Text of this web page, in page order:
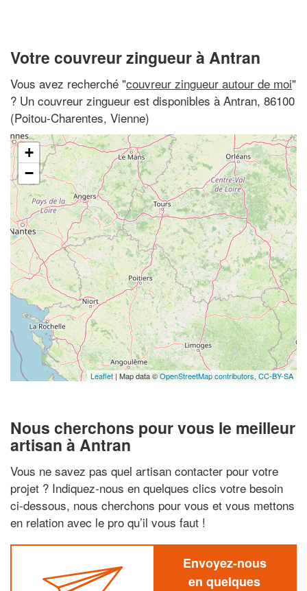
Votre couvreur zingueur à Antran
Vous avez recherché "couvreur zingueur autour de moi"
? Un couvreur zingueur est disponibles à Antran, 86100
(Poitou-Charentes, Vienne)
+
−
Leaflet| Map data ©OpenStreetMap contributors, CC-BY-SA
Nous cherchons pour vous le meilleur
artisan à Antran
Vous ne savez pas quel artisan contacter pour votre
projet ? Indiquez-nous en quelques clics votre besoin
ci-dessous, nous cherchons pour vous et vous mettons
en relation avec le pro qu’il vous faut !
Envoyez-nous
en quelques